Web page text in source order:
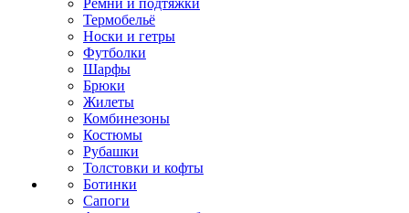
Ремни и подтяжки
Термобельё
Носки и гетры
Футболки
Шарфы
Брюки
Жилеты
Комбинезоны
Костюмы
Рубашки
Толстовки и кофты
Ботинки
Сапоги